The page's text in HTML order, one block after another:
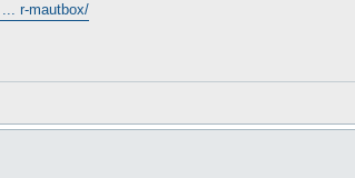
r-mautbox/